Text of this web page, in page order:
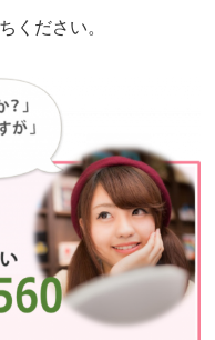
ください。